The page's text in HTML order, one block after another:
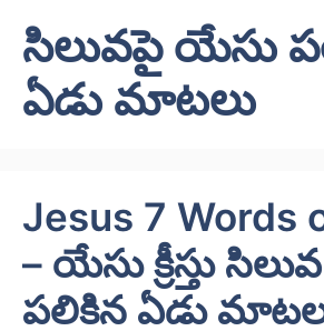
సిలువపై యేసు
ఏడు మాటలు
Jesus 7 Words
– యేసు క్రీస్తు
పలికిన ఏడు